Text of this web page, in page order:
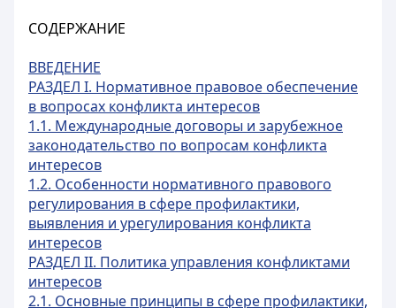
СОДЕРЖАНИЕ
ВВЕДЕНИЕ
РАЗДЕЛ I. Нормативное правовое обеспечение
в вопросах конфликта интересов
1.1. Международные договоры и зарубежное
законодательство по вопросам конфликта
интересов
1.2. Особенности нормативного правового
регулирования в сфере профилактики,
выявления и урегулирования конфликта
интересов
РАЗДЕЛ II. Политика управления конфликтами
интересов
2.1. Основные принципы в сфере профилактики,